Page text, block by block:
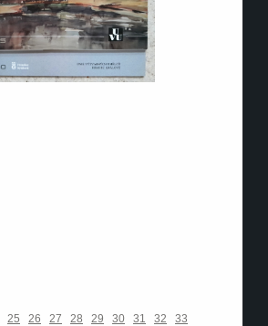
25 26 27 28 29 30 31 32
33